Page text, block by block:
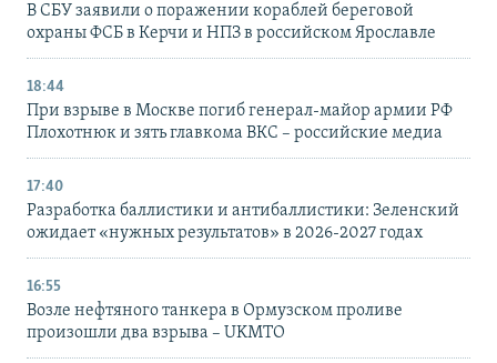
В СБУ заявили о поражении кораблей береговой
охраны ФСБ в Керчи и НПЗ в российском Ярославле
18:44
При взрыве в Москве погиб генерал-майор армии РФ
Плохотнюк и зять главкома ВКС – российские медиа
17:40
Разработка баллистики и антибаллистики: Зеленский
ожидает «нужных результатов» в 2026-2027 годах
16:55
Возле нефтяного танкера в Ормузском проливе
произошли два взрыва – UKMTO